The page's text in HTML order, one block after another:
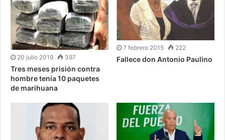
20 julio 2019 397
Tres meses prisión contra
hombre tenía 10 paquetes
de marihuana
7 febrero 2015 222
Fallece don Antonio Paulino